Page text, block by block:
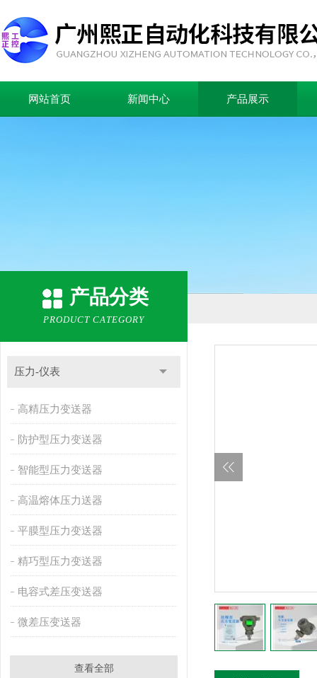
网站首页 新闻中心 产品展示
产品分类
PRODUCT CATEGORY
压力-仪表
高精压力变送器
防护型压力变送器
智能型压力变送器
高温熔体压力送器
平膜型压力变送器
精巧型压力变送器
电容式差压变送器
微差压变送器
查看全部